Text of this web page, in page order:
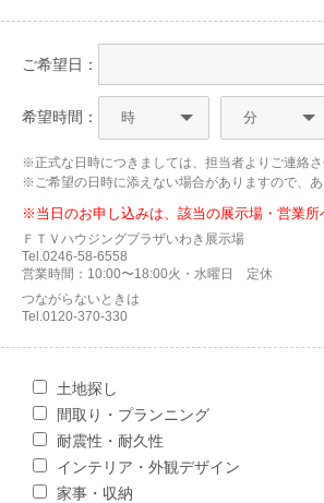
ご希望日：
希望時間：
※正式な日時につきましては、担当者よりご連絡さ
※ご希望の日時に添えない場合がありますので、あ
※当日のお申し込みは、該当の展示場・営業所
ＦＴＶハウジングプラザいわき展示場
Tel.0246-58-6558
営業時間：10:00〜18:00火・水曜日 定休
つながらないときは
Tel.0120-370-330
土地探し
間取り・プランニング
耐震性・耐久性
インテリア・外観デザイン
家事・収納